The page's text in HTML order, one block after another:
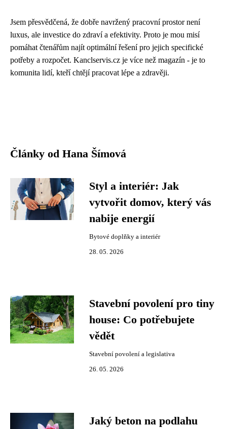
Jsem přesvědčená, že dobře navržený pracovní prostor není
luxus, ale investice do zdraví a efektivity. Proto je mou misí
pomáhat čtenářům najít optimální řešení pro jejich specifické
potřeby a rozpočet. Kanclservis.cz je více než magazín - je to
komunita lidí, kteří chtějí pracovat lépe a zdravěji.
Články od Hana Šímová
Styl a interiér: Jak
vytvořit domov, který vás
nabije energií
Bytové doplňky a interiér
28. 05. 2026
Stavební povolení pro tiny
house: Co potřebujete
vědět
Stavební povolení a legislativa
26. 05. 2026
Jaký beton na podlahu